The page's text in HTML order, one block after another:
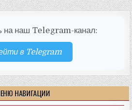
на наш Telegram-канал:
в Telegram
НАВИГАЦИИ